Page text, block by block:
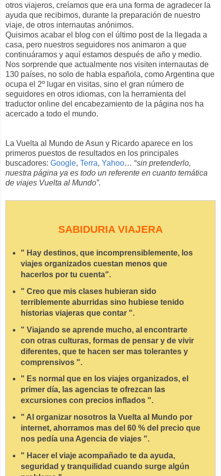
otros viajeros, creíamos que era una forma de agradecer la
ayuda que recibimos, durante la preparación de nuestro
viaje, de otros internautas anónimos.
Quisimos acabar el blog con el último post de la llegada a
casa, pero nuestros seguidores nos animaron a que
continuáramos y aquí estamos después de año y medio.
Nos sorprende que actualmente nos visiten internautas de
130 países, no solo de habla española, como Argentina que
ocupa el 2º lugar en visitas, sino el gran número de
seguidores en otros idiomas, con la herramienta del
traductor online del encabezamiento de la página nos ha
acercado a todo el mundo.
La Vuelta al Mundo de Asun y Ricardo aparece en los
primeros puestos de resultados en los principales
buscadores: Google, Terra, Yahoo… “sin pretenderlo,
nuestra página ya es todo un referente en cuanto temática
de viajes Vuelta al Mundo”.
SABIDURIA VIAJERA
" Hay destinos, que incomprensiblemente, los
viajes organizados cuestan menos que
hacerlos por tu cuenta".
" Creo que mis clases hubieran sido
terriblemente aburridas sino hubiese tenido
historias viajeras que contar ".
" Viajando se aprende mucho, al encontrarte
con otras culturas, formas de pensar y de vivir
diferentes, que te hacen ser mas tolerantes y
comprensivos ".
" Es normal que en los viajes organizados, el
primer día, las agencias te ofrezcan las
excursiones con precios inflados ".
" Al organizar nosotros la Vuelta al Mundo por
internet, ahorramos mas del 60 % del precio que
nos pedía una Agencia de viajes ".
" Hacer el viaje acompañado te da ayuda,
seguridad y tranquilidad cuando surge algún